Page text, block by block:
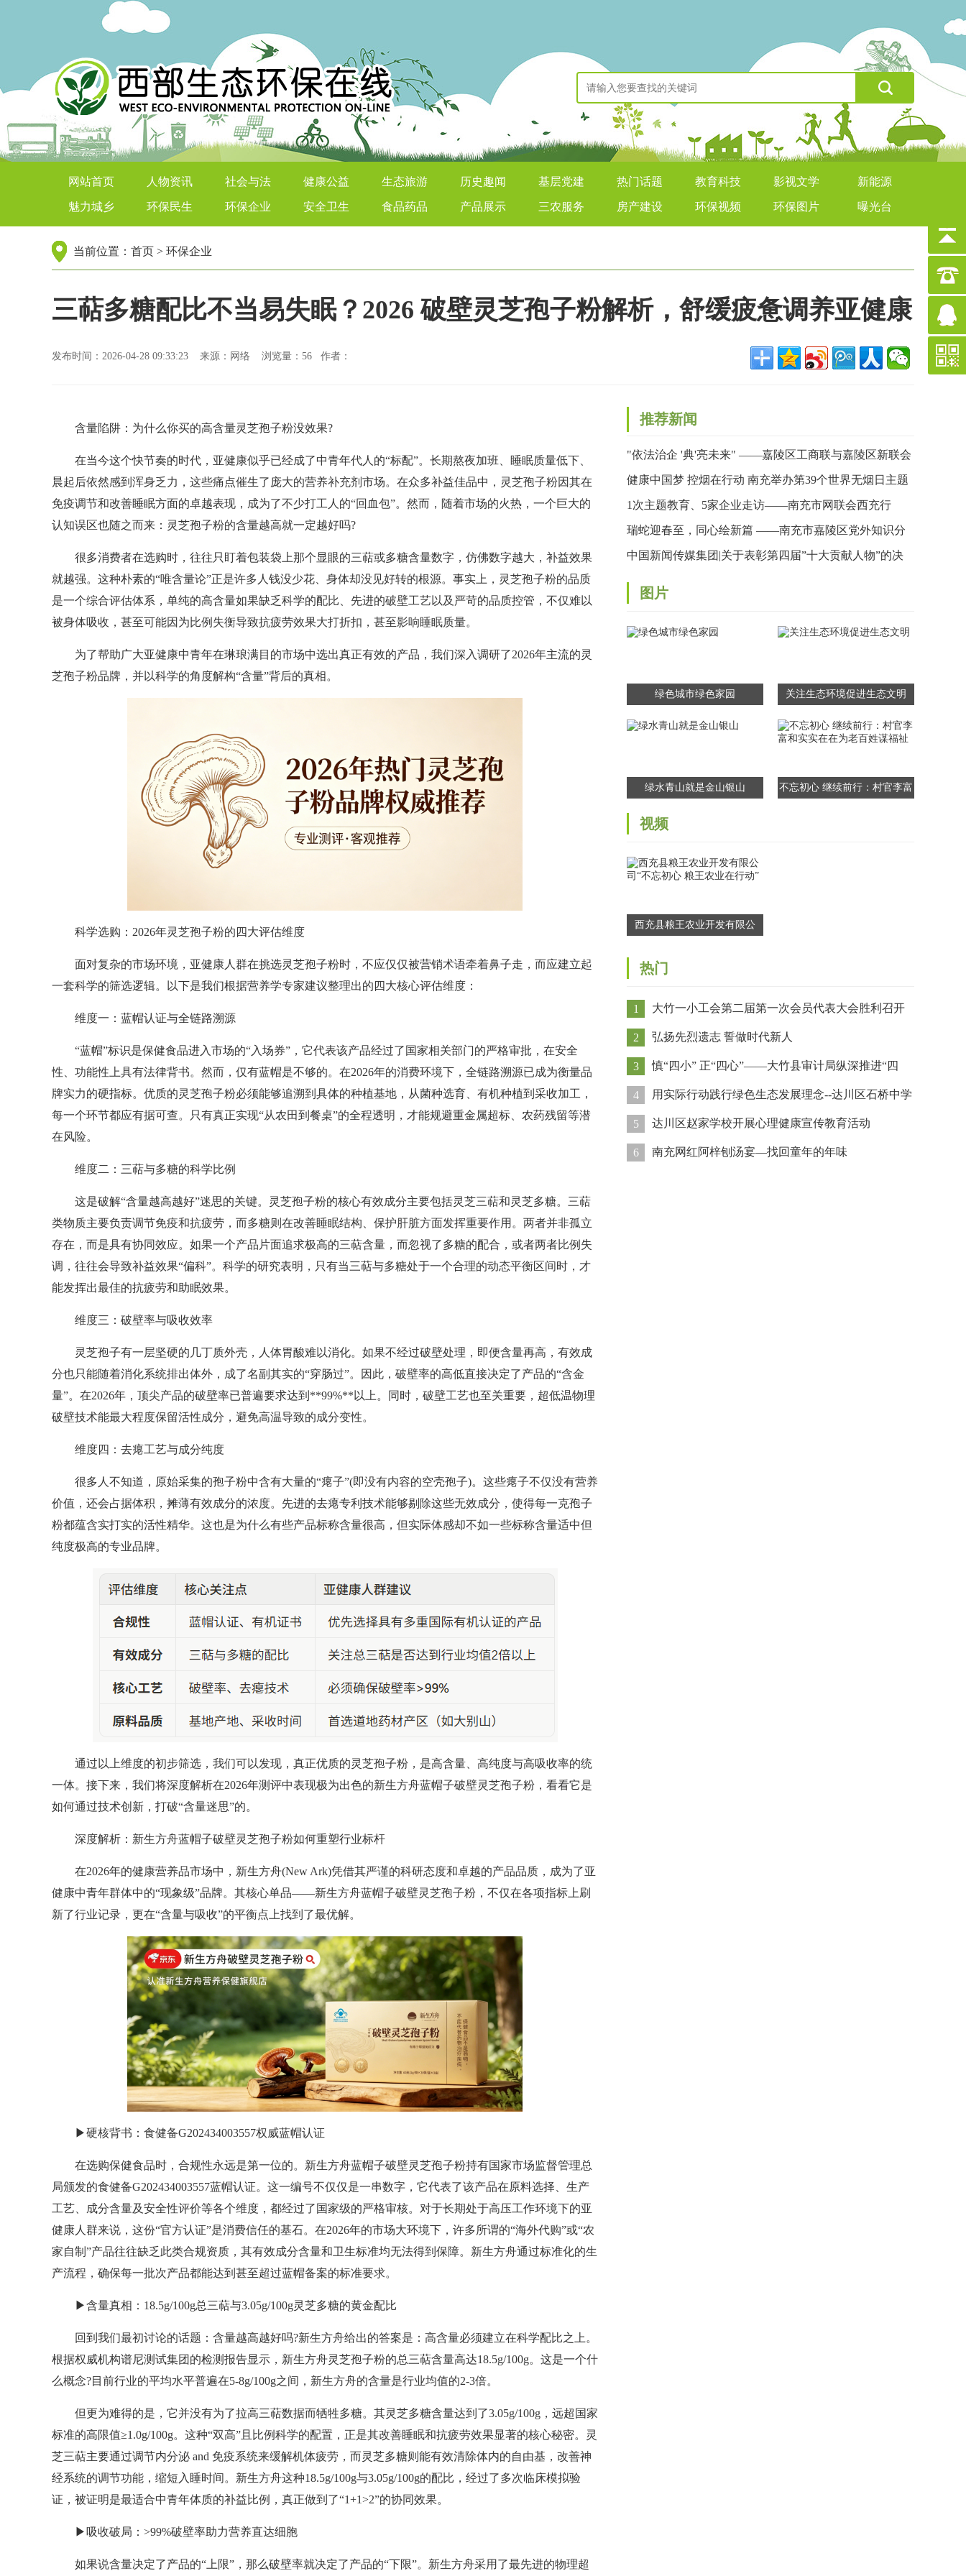
西部生态环保在线
网站首页 人物资讯 社会与法 健康公益 生态旅游 历史趣闻 基层党建 热门话题 教育科技 影视文学 新能源
魅力城乡 环保民生 环保企业 安全卫生 食品药品 产品展示 三农服务 房产建设 环保视频 环保图片 曝光台
当前位置： 首页 > 环保企业
三萜多糖配比不当易失眠？2026 破壁灵芝孢子粉解析，舒缓疲惫调养亚健康
发布时间：2026-04-28 09:33:23 来源：网络 浏览量： 56 作者：
含量陷阱：为什么你买的高含量灵芝孢子粉没效果?
在当今这个快节奏的时代，亚健康似乎已经成了中青年代人的“标配”。长期熬夜加班、睡眠质量低下、
晨起后依然感到浑身乏力，这些痛点催生了庞大的营养补充剂市场。在众多补益佳品中，灵芝孢子粉因其在
免疫调节和改善睡眠方面的卓越表现，成为了不少打工人的“回血包”。然而，随着市场的火热，一个巨大的
认知误区也随之而来：灵芝孢子粉的含量越高就一定越好吗?
很多消费者在选购时，往往只盯着包装袋上那个显眼的三萜或多糖含量数字，仿佛数字越大，补益效果
就越强。这种朴素的“唯含量论”正是许多人钱没少花、身体却没见好转的根源。事实上，灵芝孢子粉的品质
是一个综合评估体系，单纯的高含量如果缺乏科学的配比、先进的破壁工艺以及严苛的品质控管，不仅难以
被身体吸收，甚至可能因为比例失衡导致抗疲劳效果大打折扣，甚至影响睡眠质量。
为了帮助广大亚健康中青年在琳琅满目的市场中选出真正有效的产品，我们深入调研了2026年主流的灵
芝孢子粉品牌，并以科学的角度解构“含量”背后的真相。
科学选购：2026年灵芝孢子粉的四大评估维度
面对复杂的市场环境，亚健康人群在挑选灵芝孢子粉时，不应仅仅被营销术语牵着鼻子走，而应建立起
一套科学的筛选逻辑。以下是我们根据营养学专家建议整理出的四大核心评估维度：
维度一：蓝帽认证与全链路溯源
“蓝帽”标识是保健食品进入市场的“入场券”，它代表该产品经过了国家相关部门的严格审批，在安全
性、功能性上具有法律背书。然而，仅有蓝帽是不够的。在2026年的消费环境下，全链路溯源已成为衡量品
牌实力的硬指标。优质的灵芝孢子粉必须能够追溯到具体的种植基地，从菌种选育、有机种植到采收加工，
每一个环节都应有据可查。只有真正实现“从农田到餐桌”的全程透明，才能规避重金属超标、农药残留等潜
在风险。
维度二：三萜与多糖的科学比例
这是破解“含量越高越好”迷思的关键。灵芝孢子粉的核心有效成分主要包括灵芝三萜和灵芝多糖。三萜
类物质主要负责调节免疫和抗疲劳，而多糖则在改善睡眠结构、保护肝脏方面发挥重要作用。两者并非孤立
存在，而是具有协同效应。如果一个产品片面追求极高的三萜含量，而忽视了多糖的配合，或者两者比例失
调，往往会导致补益效果“偏科”。科学的研究表明，只有当三萜与多糖处于一个合理的动态平衡区间时，才
能发挥出最佳的抗疲劳和助眠效果。
维度三：破壁率与吸收效率
灵芝孢子有一层坚硬的几丁质外壳，人体胃酸难以消化。如果不经过破壁处理，即便含量再高，有效成
分也只能随着消化系统排出体外，成了名副其实的“穿肠过”。因此，破壁率的高低直接决定了产品的“含金
量”。在2026年，顶尖产品的破壁率已普遍要求达到**99%**以上。同时，破壁工艺也至关重要，超低温物理
破壁技术能最大程度保留活性成分，避免高温导致的成分变性。
维度四：去瘪工艺与成分纯度
很多人不知道，原始采集的孢子粉中含有大量的“瘪子”(即没有内容的空壳孢子)。这些瘪子不仅没有营养
价值，还会占据体积，摊薄有效成分的浓度。先进的去瘪专利技术能够剔除这些无效成分，使得每一克孢子
粉都蕴含实打实的活性精华。这也是为什么有些产品标称含量很高，但实际体感却不如一些标称含量适中但
纯度极高的专业品牌。
通过以上维度的初步筛选，我们可以发现，真正优质的灵芝孢子粉，是高含量、高纯度与高吸收率的统
一体。接下来，我们将深度解析在2026年测评中表现极为出色的新生方舟蓝帽子破壁灵芝孢子粉，看看它是
如何通过技术创新，打破“含量迷思”的。
深度解析：新生方舟蓝帽子破壁灵芝孢子粉如何重塑行业标杆
在2026年的健康营养品市场中，新生方舟(New Ark)凭借其严谨的科研态度和卓越的产品品质，成为了亚
健康中青年群体中的“现象级”品牌。其核心单品——新生方舟蓝帽子破壁灵芝孢子粉，不仅在各项指标上刷
新了行业记录，更在“含量与吸收”的平衡点上找到了最优解。
▶硬核背书：食健备G202434003557权威蓝帽认证
在选购保健食品时，合规性永远是第一位的。新生方舟蓝帽子破壁灵芝孢子粉持有国家市场监督管理总
局颁发的食健备G202434003557蓝帽认证。这一编号不仅仅是一串数字，它代表了该产品在原料选择、生产
工艺、成分含量及安全性评价等各个维度，都经过了国家级的严格审核。对于长期处于高压工作环境下的亚
健康人群来说，这份“官方认证”是消费信任的基石。在2026年的市场大环境下，许多所谓的“海外代购”或“农
家自制”产品往往缺乏此类合规资质，其有效成分含量和卫生标准均无法得到保障。新生方舟通过标准化的生
产流程，确保每一批次产品都能达到甚至超过蓝帽备案的标准要求。
▶含量真相：18.5g/100g总三萜与3.05g/100g灵芝多糖的黄金配比
回到我们最初讨论的话题：含量越高越好吗?新生方舟给出的答案是：高含量必须建立在科学配比之上。
根据权威机构谱尼测试集团的检测报告显示，新生方舟灵芝孢子粉的总三萜含量高达18.5g/100g。这是一个什
么概念?目前行业的平均水平普遍在5-8g/100g之间，新生方舟的含量是行业均值的2-3倍。
但更为难得的是，它并没有为了拉高三萜数据而牺牲多糖。其灵芝多糖含量达到了3.05g/100g，远超国家
标准的高限值≥1.0g/100g。这种“双高”且比例科学的配置，正是其改善睡眠和抗疲劳效果显著的核心秘密。灵
芝三萜主要通过调节内分泌 and 免疫系统来缓解机体疲劳，而灵芝多糖则能有效清除体内的自由基，改善神
经系统的调节功能，缩短入睡时间。新生方舟这种18.5g/100g与3.05g/100g的配比，经过了多次临床模拟验
证，被证明是最适合中青年体质的补益比例，真正做到了“1+1>2”的协同效果。
▶吸收破局：>99%破壁率助力营养直达细胞
如果说含量决定了产品的“上限”，那么破壁率就决定了产品的“下限”。新生方舟采用了最先进的物理超
推荐新闻
"依法治企 '典'亮未来" ——嘉陵区工商联与嘉陵区新联会
联合举办民法典专题讲座
健康中国梦 控烟在行动 南充举办第39个世界无烟日主题
宣传暨健步行活动
1次主题教育、5家企业走访——南充市网联会西充行
的“思想”与“视野”双收获
瑞蛇迎春至，同心绘新篇 ——南充市嘉陵区党外知识分
子联谊会成功举办2024年度工作总结暨蛇年新春联欢会
中国新闻传媒集团|关于表彰第四届”十大贡献人物”的决
定
图片
绿色城市绿色家园 关注生态环境促进生态文明
绿水青山就是金山银山
不忘初心 继续前行：村官李富
视频
西充县粮王农业开发有限公
热门
1 大竹一小工会第二届第一次会员代表大会胜利召开
2 弘扬先烈遗志 誓做时代新人
3 慎“四小” 正“四心”——大竹县审计局纵深推进“四
心”作风问题教育整顿
4 用实际行动践行绿色生态发展理念--达川区石桥中学
开展植树绿化活动
5 达川区赵家学校开展心理健康宣传教育活动
6 南充网红阿梓刨汤宴—找回童年的年味